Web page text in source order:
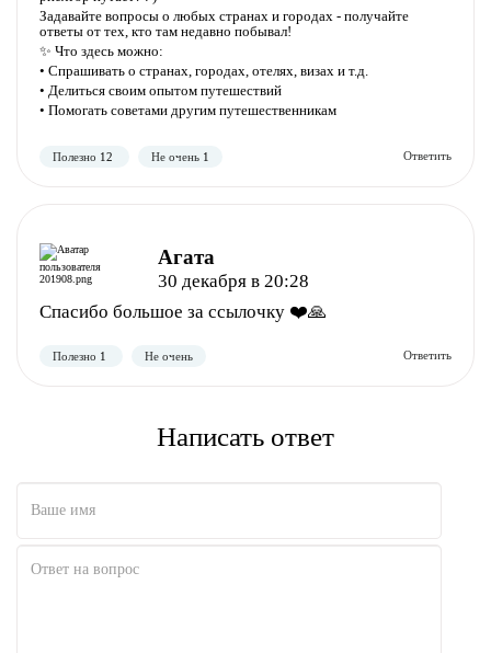
Полезно Не полезно
Полезно
Задавайте вопросы о любых странах и городах - получайте
ответы от тех, кто там недавно побывал!
✨ Что здесь можно:
• Спрашивать о странах, городах, отелях, визах и т.д.
• Делиться своим опытом путешествий
• Помогать советами другим путешественникам
Агата
30 декабря в 20:28
Спасибо большое за ссылочку ❤️🙏
Написать ответ